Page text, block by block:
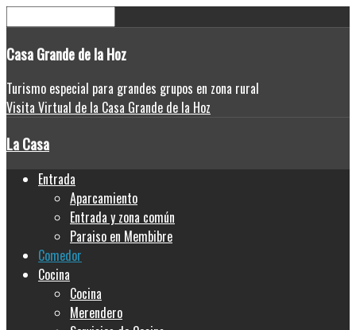
CasaGrande de la Hoz
Turismo especial para grandes grupos en zona rural
Visita Virtual de la Casa Grande de la Hoz
La Casa
Entrada
Aparcamiento
Entrada y zona común
Paraiso en Membibre
Comedor
Cocina
Cocina
Merendero